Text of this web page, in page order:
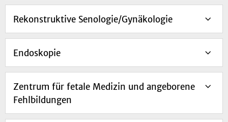
Rekonstruktive Senologie/Gynäkologie
Endoskopie
Zentrum für fetale Medizin und angeborene
Fehlbildungen